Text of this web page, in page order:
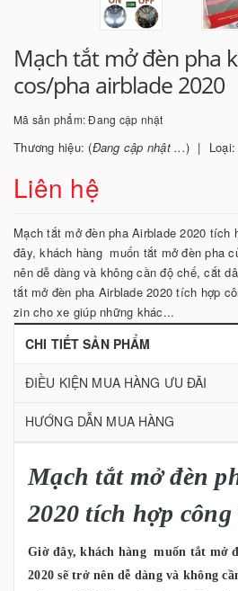
Mạch tắt mở đèn pha
cos/pha airblade 2020
Mã sản phẩm:Đang cập nhật
Thương hiệu: (Đang cập nhật ...)
Liên hệ
Mạch tắt mở đèn pha Airblade 2020 tích
đây, khách hàng muốn tắt mở đèn pha
nên dễ dàng và không cần độ chế, cắt
tắt mở đèn pha Airblade 2020 tích hợp
zin cho xe giúp những khác...
CHI TIẾT SẢN PHẨM
ĐIỀU KIỆN MUA HÀNG ƯU ĐÃI
HƯỚNG DẪN MUA HÀNG
Mạch tắt mở đèn
2020 tích hợp công
Giờ đây, khách hàng muốn tắt mở
2020 sẽ trở nên dễ dàng và không